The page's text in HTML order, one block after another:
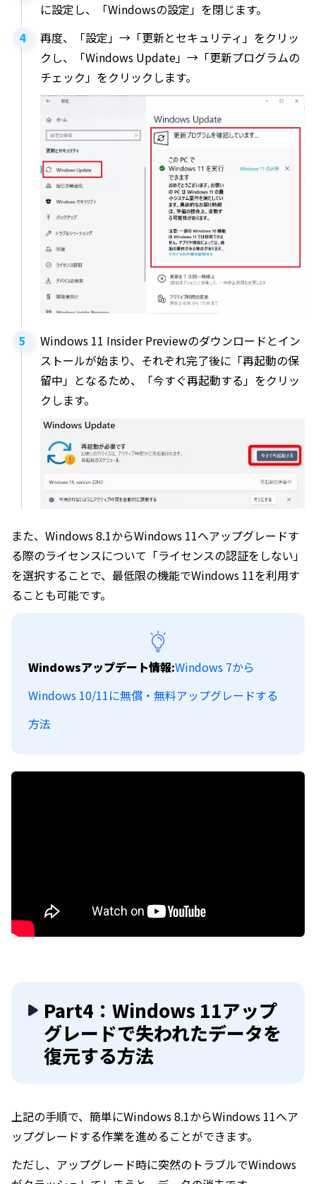
に設定し、「Windowsの設定」を閉じます。
再度、「設定」→「更新とセキュリティ」をクリッ
クし、「Windows Update」→「更新プログラムの
チェック」をクリックします。
Windows 11 Insider Previewのダウンロードとイン
ストールが始まり、それぞれ完了後に「再起動の保
留中」となるため、「今すぐ再起動する」をクリッ
クします。
また、Windows 8.1からWindows 11へアップグレードす
る際のライセンスについて「ライセンスの認証をしない」
を選択することで、最低限の機能でWindows 11を利用す
ることも可能です。
Windowsアップデート情報:Windows 7から
Windows 10/11に無償・無料アップグレードする
方法
Part4：Windows 11アップ
グレードで失われたデータを
復元する方法
上記の手順で、簡単にWindows 8.1からWindows 11へア
ップグレードする作業を進めることができます。
ただし、アップグレード時に突然のトラブルでWindows